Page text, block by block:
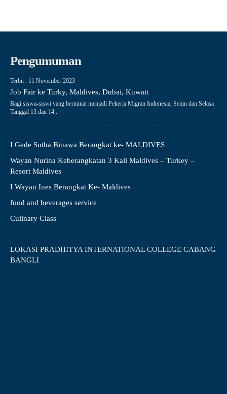
Pengumuman
Terbit : 11 November 2023
Job Fair ke Turky, Maldives, Dubai, Kuwait
Bagi siswa-siswi yang berminat menjadi Pekerja Migran Indonesia, Senin dan Selasa
Tanggal 13 dan 14..
I Gede Sutha Binawa Berangkat ke- MALDIVES
Wayan Nurina Keberangkatan 3 Kali Maldives – Turkey –
Resort Maldives
I Wayan Ines Berangkat Ke- Maldives
food and beverages service
Culinary Class
LOKASI PRADHITYA INTERNATIONAL COLLEGE CABANG
BANGLI